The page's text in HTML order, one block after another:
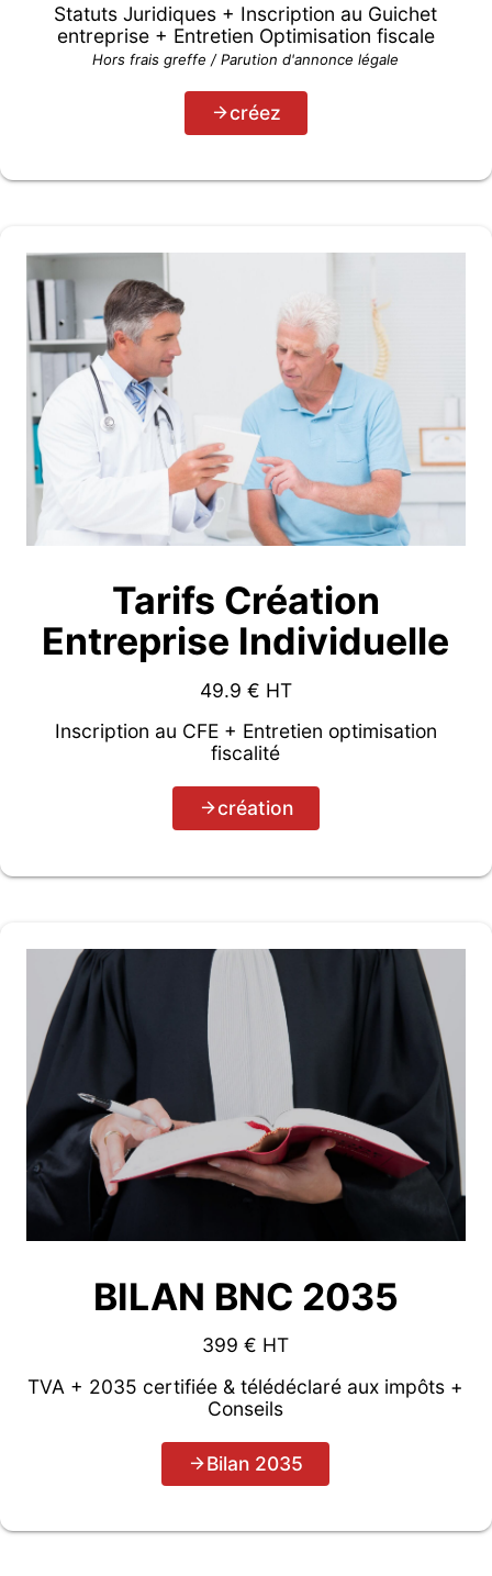
Statuts Juridiques + Inscription au Guichet
entreprise + Entretien Optimisation fiscale
Hors frais greffe / Parution d'annonce légale
créez
Tarifs Création
Entreprise Individuelle
49.9 € HT
Inscription au CFE + Entretien optimisation
fiscalité
création
BILAN BNC 2035
399 € HT
TVA + 2035 certifiée & télédéclaré aux impôts +
Conseils
Bilan 2035